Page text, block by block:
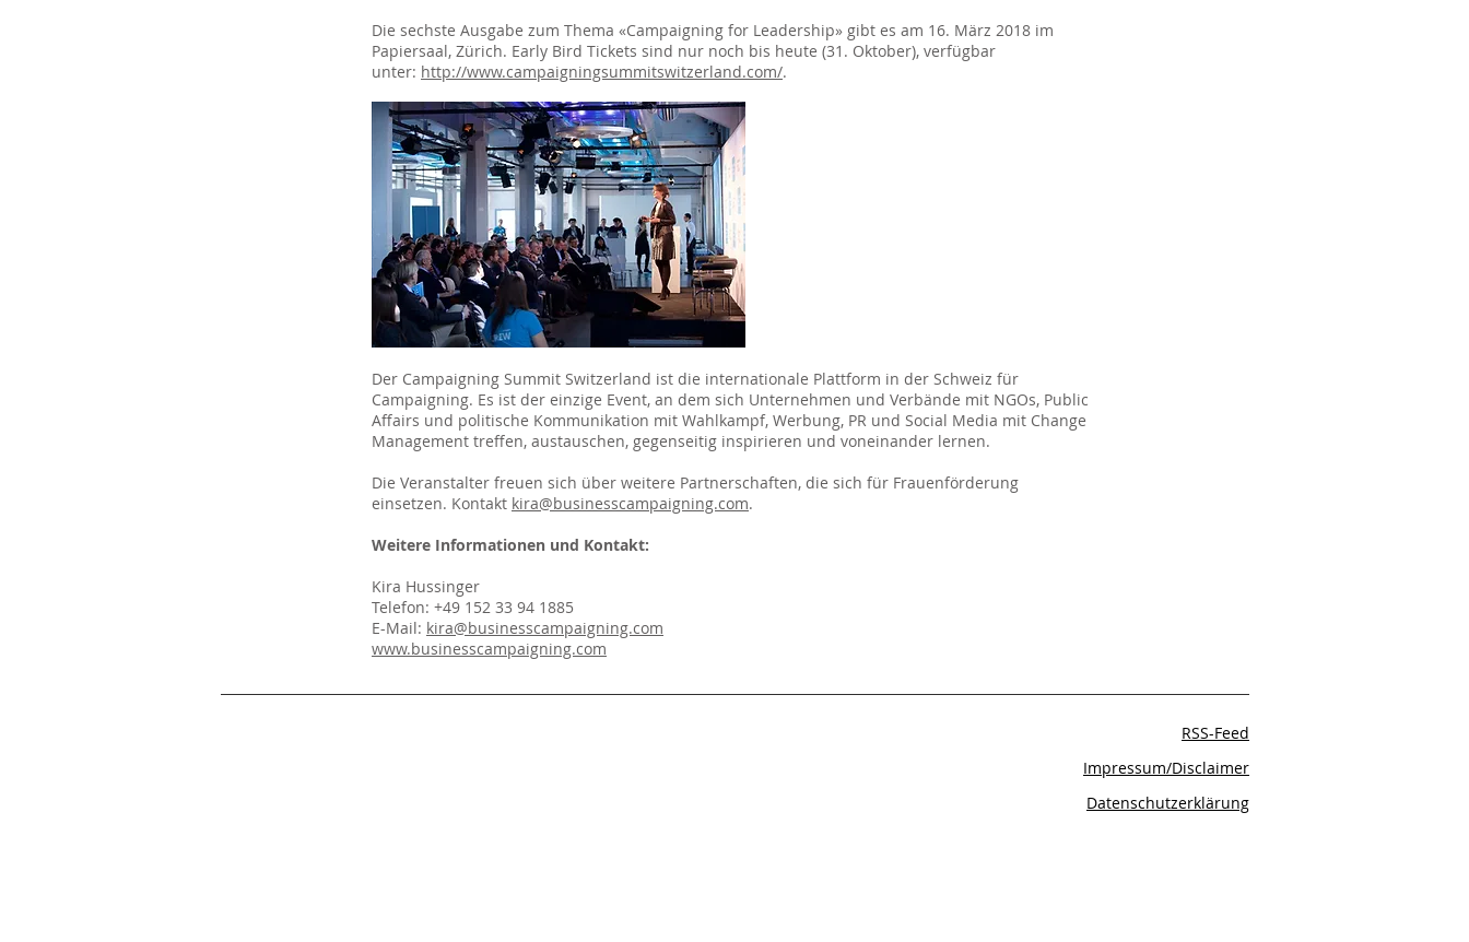
Die sechste Ausgabe zum Thema «Campaigning for Leadership» gibt es am 16. März 2018 im
Papiersaal, Zürich. Early Bird Tickets sind nur noch bis heute (31. Oktober), verfügbar
unter: http://www.campaigningsummitswitzerland.com/.
Der Campaigning Summit Switzerland ist die internationale Plattform in der Schweiz für
Campaigning. Es ist der einzige Event, an dem sich Unternehmen und Verbände mit NGOs, Public
Affairs und politische Kommunikation mit Wahlkampf, Werbung, PR und Social Media mit Change
Management treffen, austauschen, gegenseitig inspirieren und voneinander lernen.
Die Veranstalter freuen sich über weitere Partnerschaften, die sich für Frauenförderung
einsetzen. Kontakt kira@businesscampaigning.com.
Weitere Informationen und Kontakt:
Kira Hussinger
Telefon: +49 152 33 94 1885
E-Mail: kira@businesscampaigning.com
www.businesscampaigning.com
RSS-Feed
Impressum/Disclaimer
Datenschutzerklärung